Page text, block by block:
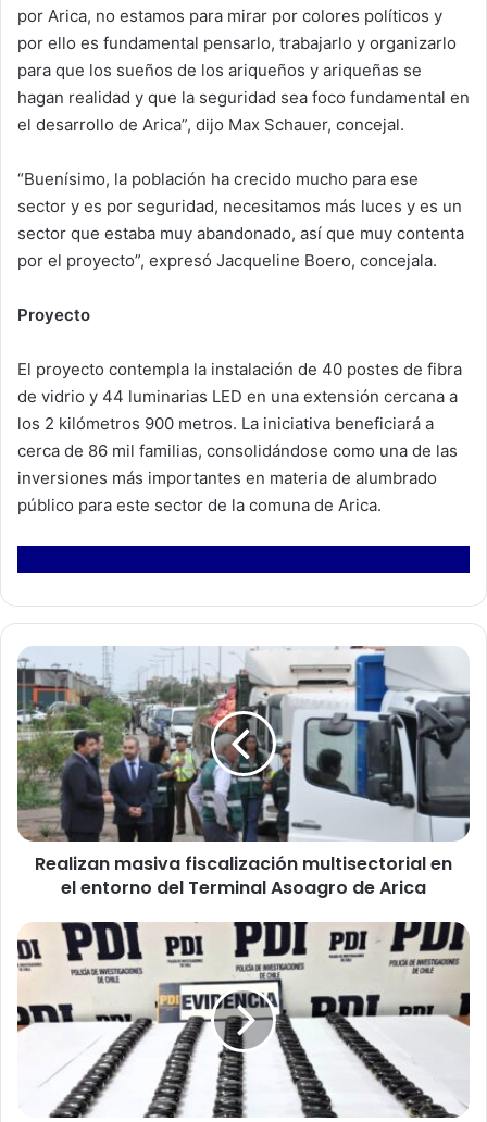
por Arica, no estamos para mirar por colores políticos y
por ello es fundamental pensarlo, trabajarlo y organizarlo
para que los sueños de los ariqueños y ariqueñas se
hagan realidad y que la seguridad sea foco fundamental en
el desarrollo de Arica”, dijo Max Schauer, concejal.
“Buenísimo, la población ha crecido mucho para ese
sector y es por seguridad, necesitamos más luces y es un
sector que estaba muy abandonado, así que muy contenta
por el proyecto”, expresó Jacqueline Boero, concejala.
Proyecto
El proyecto contempla la instalación de 40 postes de fibra
de vidrio y 44 luminarias LED en una extensión cercana a
los 2 kilómetros 900 metros. La iniciativa beneficiará a
cerca de 86 mil familias, consolidándose como una de las
inversiones más importantes en materia de alumbrado
público para este sector de la comuna de Arica.
R
e
a
l
i
z
a
n
m
v
a
f
s
Realizan masiva fiscalización multisectorial en
el entorno del Terminal Asoagro de Arica
P
D
e